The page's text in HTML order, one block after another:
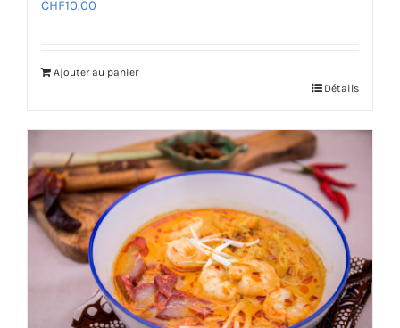
CHF10.00
Ajouter au panier
Détails